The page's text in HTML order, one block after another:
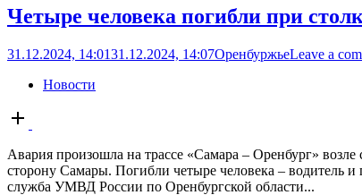
Четыре человека погибли при
31.12.2024, 14:0131.12.2024, 14:07ОренбуржьеLeave a
Новости
Open
post
Авария произошла на трассе «Самара – Оренбург»
сторону Самары. Погибли четыре человека – водитель
служба УМВД России по Оренбургской области...